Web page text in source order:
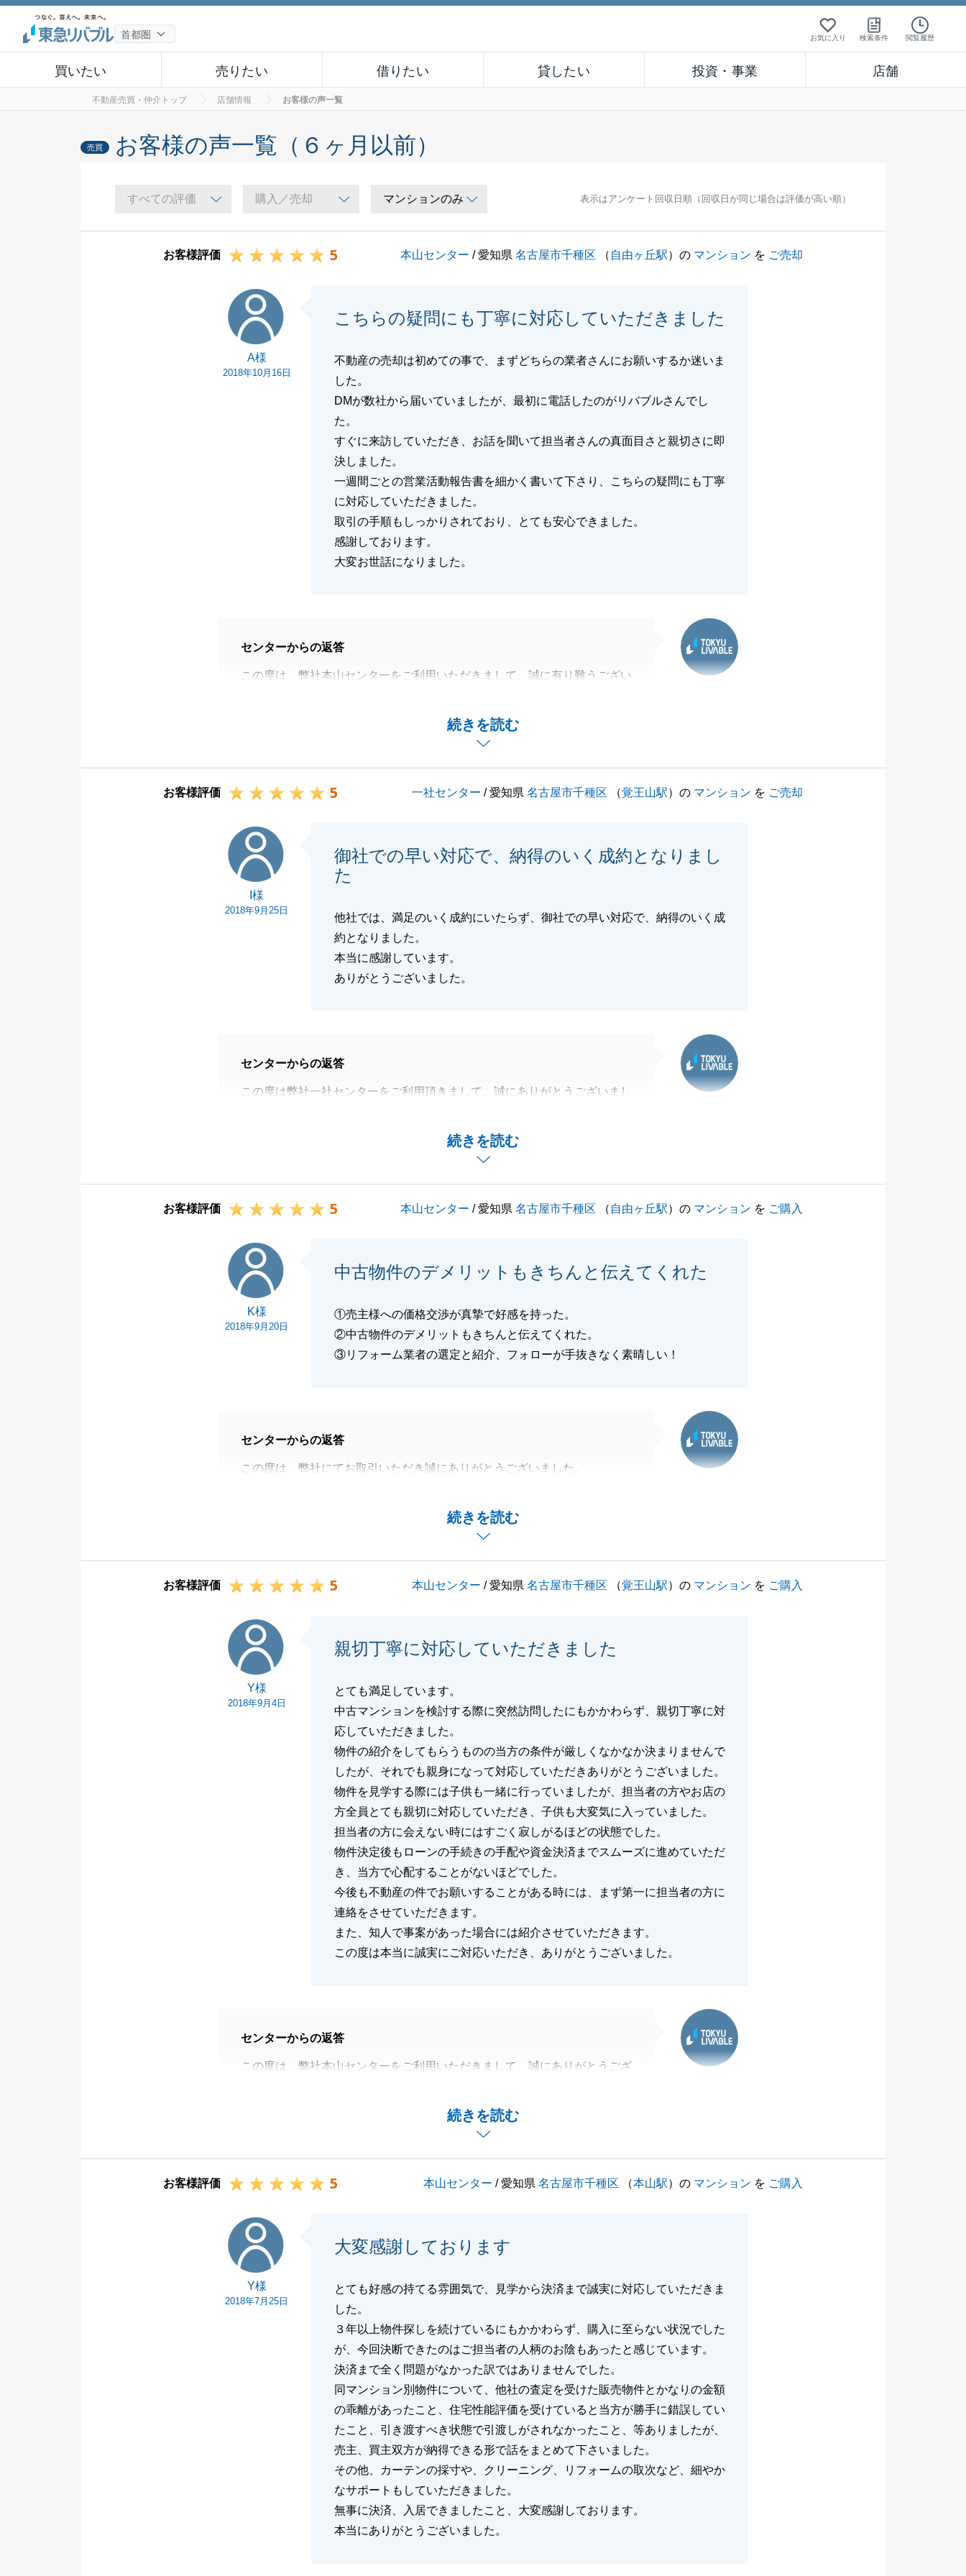
お気に入り 検索条件 閲覧履歴
買いたい 売りたい 借りたい 貸したい 投資・事業 店舗
不動産売買・仲介トップ 店舗情報 お客様の声一覧
売買 お客様の声一覧（６ヶ月以前）
表示はアンケート回収日順（回収日が同じ場合は評価が高い順）
お客様評価 5 本山センター / 愛知県名古屋市千種区 （ 自由ヶ丘駅）の マンション を ご売却
A様
2018年10月16日
こちらの疑問にも丁寧に対応していただきました
不動産の売却は初めての事で、まずどちらの業者さんにお願いするか迷いま
した。
DMが数社から届いていましたが、最初に電話したのがリバブルさんでし
た。
すぐに来訪していただき、お話を聞いて担当者さんの真面目さと親切さに即
決しました。
一週間ごとの営業活動報告書を細かく書いて下さり、こちらの疑問にも丁寧
に対応していただきました。
取引の手順もしっかりされており、とても安心できました。
感謝しております。
大変お世話になりました。
続きを読む
センターからの返答
この度は、弊社本山センターをご利用いただきまして、誠に有り難うござい
初めての不動産売却ですので、ご不安もおありだったかと思いますが、この
ようなお褒めの御言葉を頂きまして、有り難うございます。
今後とも良いお付き合いをさせて頂けます様、宜しくお願い致します。
お客様評価 5 一社センター / 愛知県名古屋市千種区 （覚王山駅）の マンション を ご売却
I様
2018年9月25日
御社での早い対応で、納得のいく成約となりまし
た
他社では、満足のいく成約にいたらず、御社での早い対応で、納得のいく成
約となりました。
本当に感謝しています。
ありがとうございました。
続きを読む
センターからの返答
この度は弊社一社センターをご利用頂きまして、誠にありがとうございまし
比較的早い段階で買主様が見つかり、I様のご希望金額でご成約することが
でき、良かったです。私はいつもそれぞれお客様のご希望、内容によって、
また何か不動産に関するお悩み等がございましたら、お気軽にご相談下さ
今後とも宜しくお願い致します。
お客様評価 5 本山センター / 愛知県名古屋市千種区 （ 自由ヶ丘駅）の マンション を ご購入
K様
2018年9月20日
中古物件のデメリットもきちんと伝えてくれた
①売主様への価格交渉が真摯で好感を持った。
②中古物件のデメリットもきちんと伝えてくれた。
③リフォーム業者の選定と紹介、フォローが手抜きなく素晴しい！
続きを読む
センターからの返答
この度は、弊社にてお取引いただき誠にありがとうございました。
なっておりますので、今回のように前もってデメリットもお伝えさせていた
また、何か不動産に関するお悩み等ございましたらお気軽にご相談くださ
今後ともよろしくお願いいたします。
閉じる
お客様評価 5 本山センター / 愛知県名古屋市千種区 （覚王山駅）の マンション を ご購入
Y様
2018年9月4日
親切丁寧に対応していただきました
とても満足しています。
中古マンションを検討する際に突然訪問したにもかかわらず、親切丁寧に対
応していただきました。
物件の紹介をしてもらうものの当方の条件が厳しくなかなか決まりませんで
したが、それでも親身になって対応していただきありがとうございました。
物件を見学する際には子供も一緒に行っていましたが、担当者の方やお店の
方全員とても親切に対応していただき、子供も大変気に入っていました。
担当者の方に会えない時にはすごく寂しがるほどの状態でした。
物件決定後もローンの手続きの手配や資金決済までスムーズに進めていただ
き、当方で心配することがないほどでした。
今後も不動産の件でお願いすることがある時には、まず第一に担当者の方に
連絡をさせていただきます。
また、知人で事案があった場合には紹介させていただきます。
この度は本当に誠実にご対応いただき、ありがとうございました。
続きを読む
センターからの返答
この度は、弊社本山センターをご利用いただきまして、誠にありがとうござ
中古マンションの購入に際し、複数回に渡りご案内させて頂きましたが、Y
様（特にご主人様）のこだわりに見合うマンションをお探しするのは、私も
くしていただきました。ありがとうございました。
せてください。
今後とも良いお付き合いをさせて頂けます様、宜しくお願いいたします。
閉じる
お客様評価 5 本山センター / 愛知県名古屋市千種区 （本山駅）の マンション を ご購入
Y様
2018年7月25日
大変感謝しております
とても好感の持てる雰囲気で、見学から決済まで誠実に対応していただきま
した。
３年以上物件探しを続けているにもかかわらず、購入に至らない状況でした
が、今回決断できたのはご担当者の人柄のお陰もあったと感じています。
決済まで全く問題がなかった訳ではありませんでした。
同マンション別物件について、他社の査定を受けた販売物件とかなりの金額
の乖離があったこと、住宅性能評価を受けていると当方が勝手に錯誤してい
たこと、引き渡すべき状態で引渡しがされなかったこと、等ありましたが、
売主、買主双方が納得できる形で話をまとめて下さいました。
その他、カーテンの採寸や、クリーニング、リフォームの取次など、細やか
なサポートもしていただきました。
無事に決済、入居できましたこと、大変感謝しております。
本当にありがとうございました。